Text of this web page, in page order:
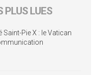
PLUS LUES
Pie X : le Vatican